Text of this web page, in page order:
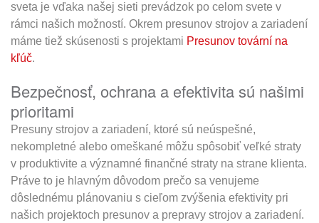
sveta je vďaka našej sieti prevádzok po celom svete v
rámci našich možností. Okrem presunov strojov a zariadení
máme tiež skúsenosti s projektami Presunov tovární na
kľúč.
Bezpečnosť, ochrana a efektivita sú našimi
prioritami
Presuny strojov a zariadení, ktoré sú neúspešné,
nekompletné alebo omeškané môžu spôsobiť veľké straty
v produktivite a významné finančné straty na strane klienta.
Práve to je hlavným dôvodom prečo sa venujeme
dôslednému plánovaniu s cieľom zvýšenia efektivity pri
našich projektoch presunov a prepravy strojov a zariadení.